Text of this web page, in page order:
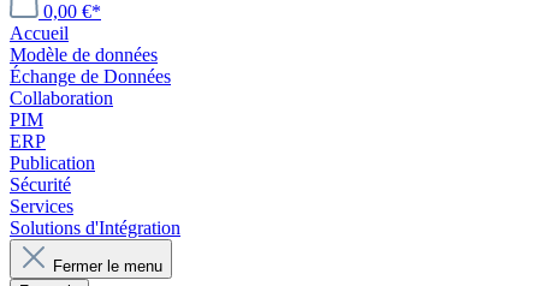
0,00 €*
Accueil
Modèle de données
Échange de Données
Collaboration
PIM
ERP
Publication
Sécurité
Services
Solutions d'Intégration
Fermer le menu